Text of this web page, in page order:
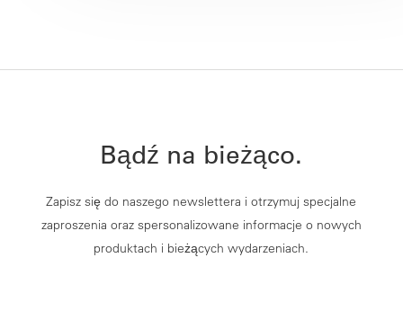
Bądź na bieżąco.
Zapisz się do naszego newslettera i otrzymuj specjalne
zaproszenia oraz spersonalizowane informacje o nowych
produktach i bieżących wydarzeniach.